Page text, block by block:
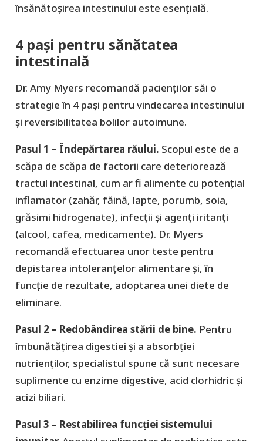
însănătoșirea intestinului este esențială.
4 pași pentru sănătatea
intestinală
Dr. Amy Myers recomandă pacienților săi o
strategie în 4 pași pentru vindecarea intestinului
și reversibilitatea bolilor autoimune.
Pasul 1 – Îndepărtarea răului. Scopul este de a
scăpa de scăpa de factorii care deteriorează
tractul intestinal, cum ar fi alimente cu potențial
inflamator (zahăr, făină, lapte, porumb, soia,
grăsimi hidrogenate), infecții și agenți iritanți
(alcool, cafea, medicamente). Dr. Myers
recomandă efectuarea unor teste pentru
depistarea intoleranțelor alimentare și, în
funcție de rezultate, adoptarea unei diete de
eliminare.
Pasul 2 – Redobândirea stării de bine. Pentru
îmbunătățirea digestiei și a absorbției
nutrienților, specialistul spune că sunt necesare
suplimente cu enzime digestive, acid clorhidric și
acizi biliari.
Pasul 3 – Restabilirea funcției sistemului